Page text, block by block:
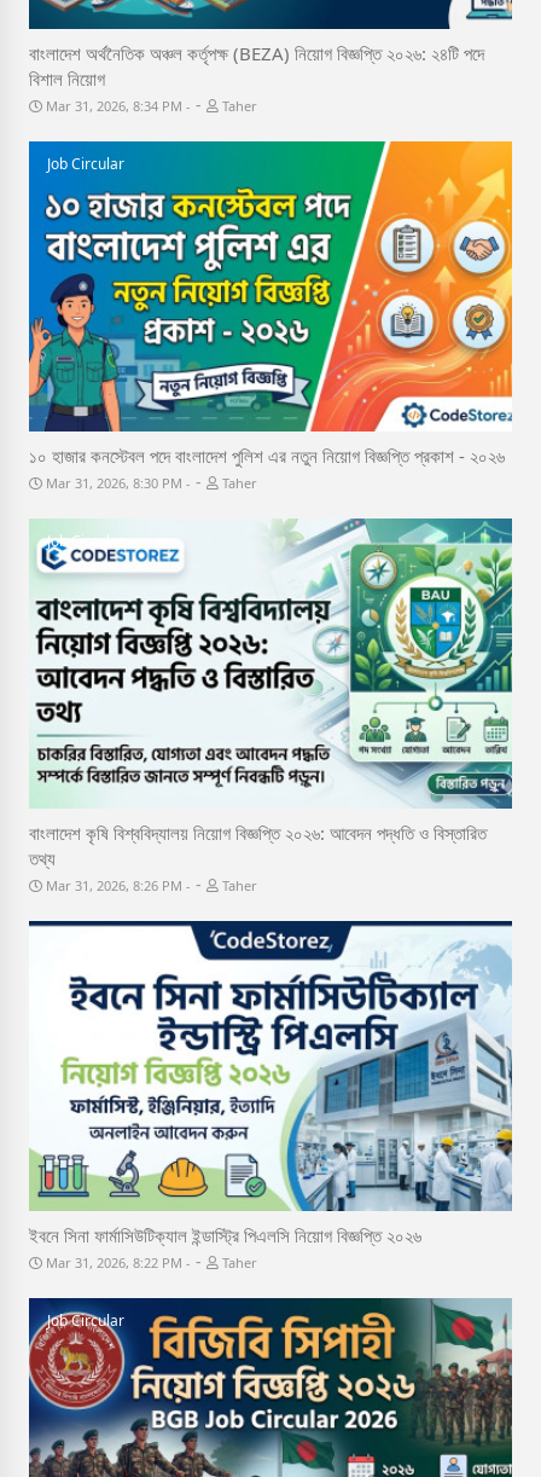
বাংলাদেশ অর্থনৈতিক অঞ্চল কর্তৃপক্ষ (BEZA) নিয়োগ বিজ্ঞপ্তি ২০২৬: ২৪টি পদে
বিশাল নিয়োগ
Mar 31, 2026, 8:34 PM - Taher
Job Circular
১০ হাজার কনস্টেবল পদে বাংলাদেশ পুলিশ এর নতুন নিয়োগ বিজ্ঞপ্তি প্রকাশ - ২০২৬
Mar 31, 2026, 8:30 PM - Taher
Job Circular
বাংলাদেশ কৃষি বিশ্ববিদ্যালয় নিয়োগ বিজ্ঞপ্তি ২০২৬: আবেদন পদ্ধতি ও বিস্তারিত
তথ্য
Mar 31, 2026, 8:26 PM - Taher
ইবনে সিনা ফার্মাসিউটিক্যাল ইন্ডাস্ট্রি পিএলসি নিয়োগ বিজ্ঞপ্তি ২০২৬
Mar 31, 2026, 8:22 PM - Taher
Job Circular